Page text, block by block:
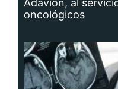
Adavion, al
oncológicos